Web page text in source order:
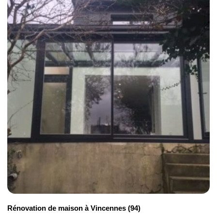
à 200 €/m² peuvent suffire.
En fonction des matériaux, de la
complication des travaux, etc. ce montant
peut toutefois aller jusqu’à 700 €/m².
Rénovation type intermédiaire
Si vous décidez de ne vous occuper que
d’une partie de la rénovation, on parle alors
de rénovation de type intermédiaire. Pour
vous donner une idée, en voici quelques
exemples : amélioration du système
d’isolation, décloisonnement de pièces,
installation d’un nouveau système de
chauffage…
Encore ici, il est difficile de fixer une
Rénovation de maison à Vincennes (94)